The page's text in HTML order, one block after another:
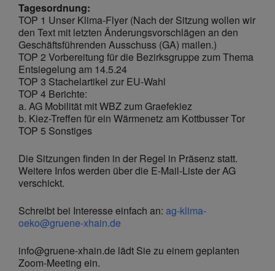
Tagesordnung:
TOP 1 Unser Klima-Flyer (Nach der Sitzung wollen wir
den Text mit letzten Änderungsvorschlägen an den
Geschäftsführenden Ausschuss (GA) mailen.)
TOP 2 Vorbereitung für die Bezirksgruppe zum Thema
Entsiegelung am 14.5.24
TOP 3 Stachelartikel zur EU-Wahl
TOP 4 Berichte:
a. AG Mobilität mit WBZ zum Graefekiez
b. Kiez-Treffen für ein Wärmenetz am Kottbusser Tor
TOP 5 Sonstiges
Die Sitzungen finden in der Regel in Präsenz statt.
Weitere Infos werden über die E-Mail-Liste der AG
verschickt.
Schreibt bei Interesse einfach an: ag-klima-
oeko@gruene-xhain.de
info@gruene-xhain.de lädt Sie zu einem geplanten
Zoom-Meeting ein.